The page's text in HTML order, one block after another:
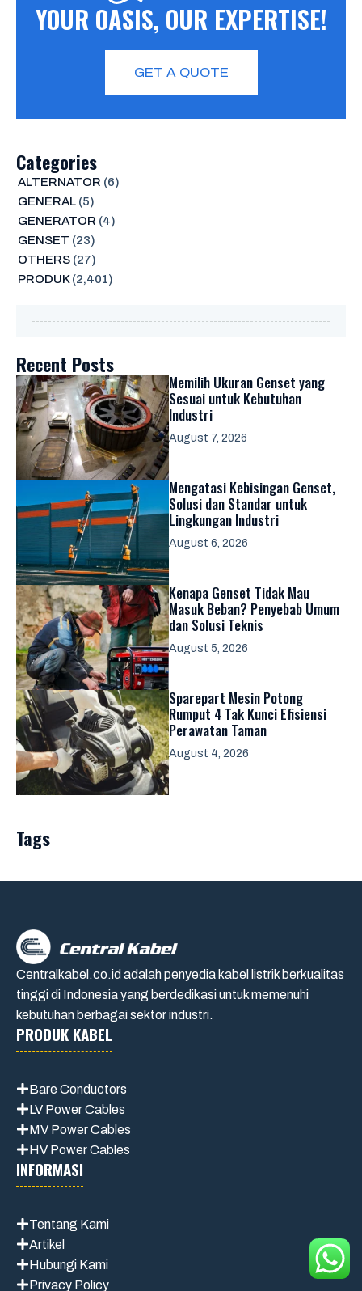
YOUR OASIS, OUR EXPERTISE!
GET A QUOTE
Categories
ALTERNATOR (6)
GENERAL(5)
GENERATOR (4)
GENSET (23)
OTHERS(27)
PRODUK(2,401)
Recent Posts
Memilih Ukuran Genset yang
Sesuai untuk Kebutuhan
Industri
August 7, 2026
Mengatasi Kebisingan Genset,
Solusi dan Standar untuk
Lingkungan Industri
August 6, 2026
Kenapa Genset Tidak Mau
Masuk Beban? Penyebab Umum
dan Solusi Teknis
August 5, 2026
Sparepart Mesin Potong
Rumput 4 Tak Kunci Efisiensi
Perawatan Taman
August 4, 2026
Tags
Centralkabel.co.id adalah penyedia kabel listrik berkualitas
tinggi di Indonesia yang berdedikasi untuk memenuhi
kebutuhan berbagai sektor industri.
PRODUK KABEL
Bare Conductors
LV Power Cables
MV Power Cables
HV Power Cables
INFORMASI
Tentang Kami
Artikel
Hubungi Kami
Privacy Policy